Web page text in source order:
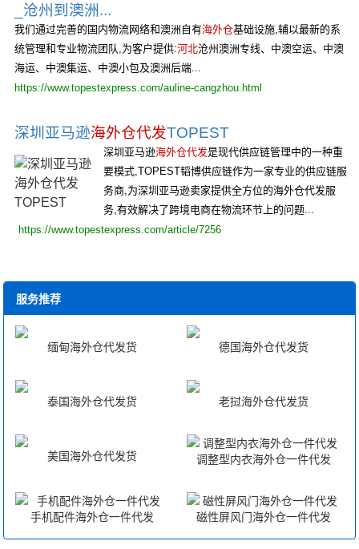
_沧州到澳洲...
我们通过完善的国内物流网络和澳洲自有海外仓基础设施,辅以最新的系
统管理和专业物流团队,为客户提供:河北沧州澳洲专线、中澳空运、中澳
海运、中澳集运、中澳小包及澳洲后端...
https://www.topestexpress.com/auline-cangzhou.html
深圳亚马逊海外仓代发TOPEST
深圳亚马逊海外仓代发是现代供应链管理中的一种重
要模式,TOPEST韬博供应链作为一家专业的供应链服
务商,为深圳亚马逊卖家提供全方位的海外仓代发服
务,有效解决了跨境电商在物流环节上的问题...
https://www.topestexpress.com/article/7256
服务推荐
缅甸海外仓代发货 德国海外仓代发货
泰国海外仓代发货 老挝海外仓代发货
美国海外仓代发货 调整型内衣海外仓一件代发
手机配件海外仓一件代发 磁性屏风门海外仓一件代发